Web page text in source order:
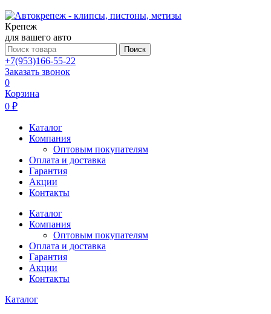
Крепеж
для вашего авто
Поиск
+7(953)166-55-22
Заказать звонок
0
Корзина
0 ₽
Каталог
Компания
Оптовым покупателям
Оплата и доставка
Гарантия
Акции
Контакты
Каталог
Компания
Оптовым покупателям
Оплата и доставка
Гарантия
Акции
Контакты
Каталог